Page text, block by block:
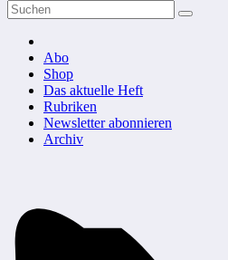
Abo
Shop
Das aktuelle Heft
Rubriken
Newsletter abonnieren
Archiv